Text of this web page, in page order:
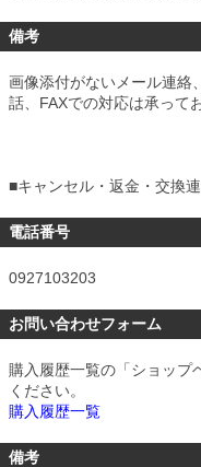
備考
画像添付がないメール連絡
話、FAXでの対応は承って
■キャンセル・返金・交換
電話番号
0927103203
お問い合わせフォーム
購入履歴一覧の「ショップ
ください。
購入履歴一覧
備考